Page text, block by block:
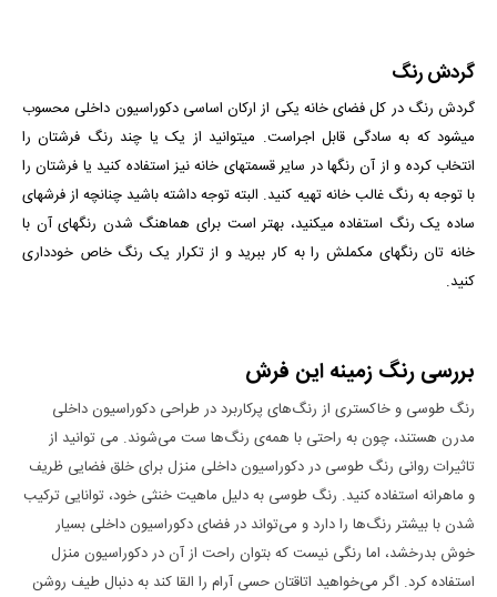
گردش رنگ
گردش رنگ در کل فضای خانه یکی از ارکان اساسی دکوراسیون داخلی محسوب
می­شود که به سادگی قابل اجراست. می­توانید از یک یا چند رنگ فرش­تان را
انتخاب کرده و از آن رنگ­ها در سایر قسمت­های خانه نیز استفاده کنید یا فرشتان را
با توجه به رنگ غالب خانه تهیه کنید. البته توجه داشته باشید چنانچه از فرش­های
ساده یک رنگ استفاده می­کنید، بهتر است برای هماهنگ شدن رنگ­های آن با
خانه­ تان رنگ­های مکملش را به کار ببرید و از تکرار یک رنگ خاص خودداری
کنید.
بررسی رنگ زمینه این فرش
رنگ طوسی و خاکستری از رنگ‌های پرکاربرد در طراحی دکوراسیون داخلی
مدرن هستند، چون به راحتی با همه‌ی رنگ‌ها ست می‌شوند. می توانید از
تاثیرات روانی رنگ طوسی در دکوراسیون داخلی منزل برای خلق فضایی ظریف
و ماهرانه استفاده کنید. رنگ طوسی به دلیل ماهیت خنثی خود، توانایی ترکیب
شدن با بیشتر رنگ‌ها را دارد و می‌تواند در فضای دکوراسیون داخلی بسیار
خوش بدرخشد، اما رنگی نیست که بتوان راحت از آن در دکوراسیون منزل
استفاده کرد. اگر می‌خواهید اتاقتان حسی آرام را القا کند به دنبال طیف روشن